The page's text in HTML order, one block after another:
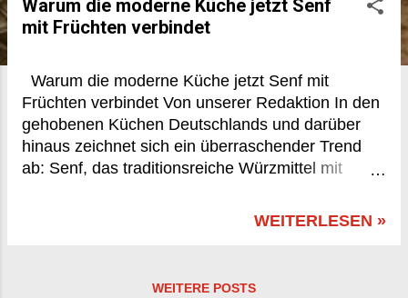
Warum die moderne Küche jetzt Senf
mit Früchten verbindet
Warum die moderne Küche jetzt Senf mit
Früchten verbindet Von unserer Redaktion In den
gehobenen Küchen Deutschlands und darüber
hinaus zeichnet sich ein überraschender Trend
ab: Senf, das traditionsreiche Würzmittel mit
Renaissance – in ungewohnter Liaison mit süßen
WEITERLESEN »
WEITERE POSTS